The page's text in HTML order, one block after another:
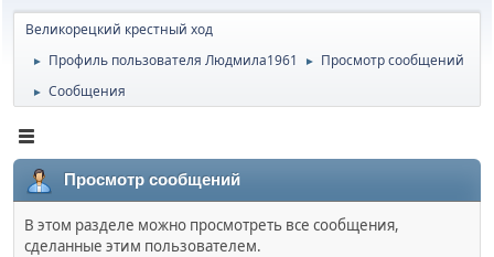
Великорецкий крестный ход
► Профиль пользователя Людмила1961 ► Просмотр сообщений
► Сообщения
Просмотр сообщений
В этом разделе можно просмотреть все сообщения,
сделанные этим пользователем.